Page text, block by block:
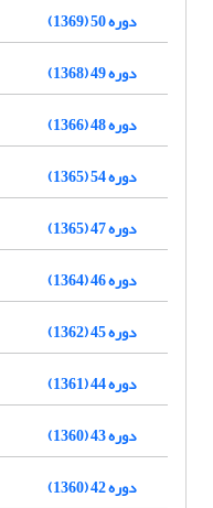
دوره 50 (1369)
دوره 49 (1368)
دوره 48 (1366)
دوره 54 (1365)
دوره 47 (1365)
دوره 46 (1364)
دوره 45 (1362)
دوره 44 (1361)
دوره 43 (1360)
دوره 42 (1360)